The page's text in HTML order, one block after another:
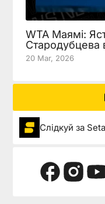
WTA Маямі:
Стародубцева
20 Mar, 2026
Слідкуй за